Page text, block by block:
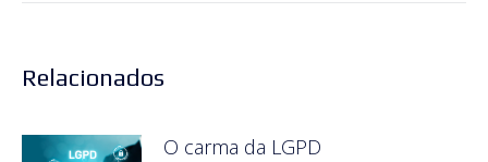
Relacionados
O carma da LGPD